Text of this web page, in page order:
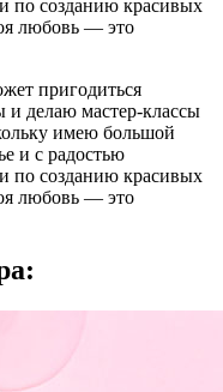
по созданию красивых
любовь — это
пригодиться
и делаю мастер-классы
имею большой
и с радостью
по созданию красивых
любовь — это